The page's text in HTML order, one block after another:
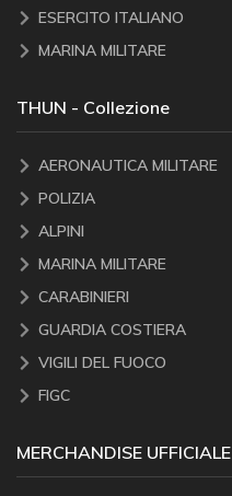
ESERCITO ITALIANO
MARINA MILITARE
THUN - Collezione
AERONAUTICA MILITARE
POLIZIA
ALPINI
MARINA MILITARE
CARABINIERI
GUARDIA COSTIERA
VIGILI DEL FUOCO
FIGC
MERCHANDISE UFFICIALE